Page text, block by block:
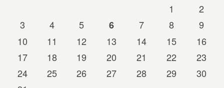
1
2
3
4 5 6 7 8
9
10
11 12 13 14 15
16
17
18 19 20 21 22
23
24
25 26 27 28 29
30